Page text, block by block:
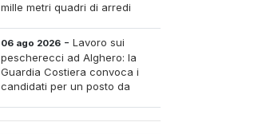
mille metri quadri di arredi
06 ago 2026 - Lavoro sui
pescherecci ad Alghero: la
Guardia Costiera convoca i
candidati per un posto da